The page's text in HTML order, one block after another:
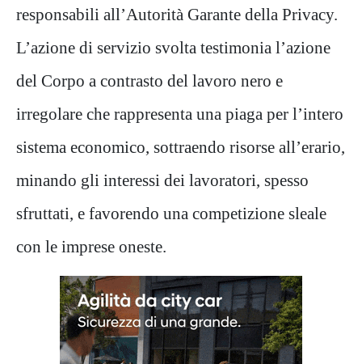
responsabili all’Autorità Garante della Privacy.
L’azione di servizio svolta testimonia l’azione
del Corpo a contrasto del lavoro nero e
irregolare che rappresenta una piaga per l’intero
sistema economico, sottraendo risorse all’erario,
minando gli interessi dei lavoratori, spesso
sfruttati, e favorendo una competizione sleale
con le imprese oneste.